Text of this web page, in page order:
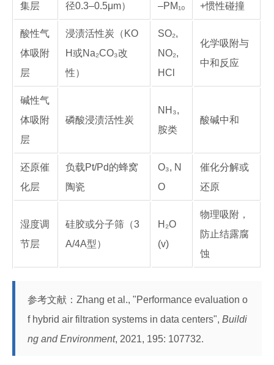
集层
径0.3–0.5μm）
–PM₁₀
+惯性碰撞
酸性气
体吸附
层
浸渍活性炭（KO
H或Na₂CO₃改
性）
SO₂,
NO₂,
HCl
化学吸附与
中和反应
碱性气
体吸附
层
磷酸浸渍活性炭
NH₃,
胺类
酸碱中和
还原催
化层
负载Pt/Pd的蜂窝
陶瓷
O₃, N
O
催化分解或
还原
湿度调
节层
硅胶或分子筛（3
A/4A型）
H₂O
(v)
物理吸附，
防止结露腐
蚀
参考文献：Zhang et al., "Performance evaluation o
f hybrid air filtration systems in data centers", Buildi
ng and Environment, 2021, 195: 107732.